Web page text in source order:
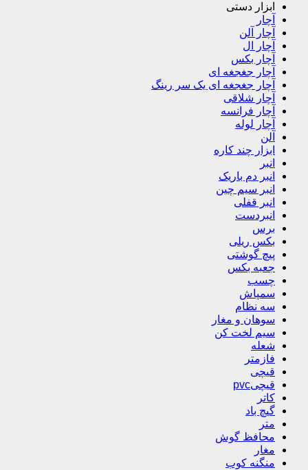
ابزار دستی
آچار
آچار آلن
آچار ال
آچار بکس
آچار جغجغه ای
آچار جغجغه ای یک سر رینگ
آچار شلاقی
آچار فرانسه
آچار لوله
آلن
ابزار چند کاره
انبر
انبر دم باریک
انبر سیم چین
انبر قفلی
انبردست
برس
بکس ریلی
پیچ گوشتی
جعبه بکس
چسب
سمپاش
سه نظام
سوهان و مغار
سیم لخت کن
شعله
فازمتر
قیچی
قیچیpvc
کاتر
گیچ باد
متر
محافظ گوش
مغار
منگنه کوب